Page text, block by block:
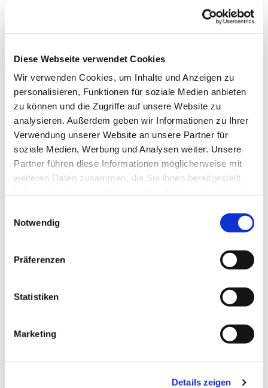
Diese Webseite verwendet Cookies
Wir verwenden Cookies, um Inhalte und Anzeigen zu
personalisieren, Funktionen für soziale Medien anbieten
zu können und die Zugriffe auf unsere Website zu
analysieren. Außerdem geben wir Informationen zu Ihrer
Verwendung unserer Website an unsere Partner für
soziale Medien, Werbung und Analysen weiter. Unsere
Partner führen diese Informationen möglicherweise mit
weiteren Daten zusammen, die Sie ihnen bereitgestellt
Notwendig
Präferenzen
Statistiken
Marketing
Details zeigen
Frankenwall 7, 18439 Stralsund